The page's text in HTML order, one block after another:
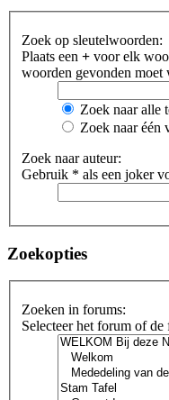
Zoek op sleutelwoorden:
Plaats een + voor elk
woorden gevonden moet
Zoek naar alle
Zoek naar één
Zoek naar auteur:
Gebruik * als een joker
Zoekopties
Zoeken in forums:
Selecteer het forum of